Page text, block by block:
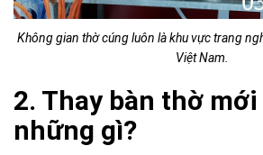
Không gian thờ cúng luôn là khu vực trang
Việt Nam.
2. Thay bàn thờ
những gì?